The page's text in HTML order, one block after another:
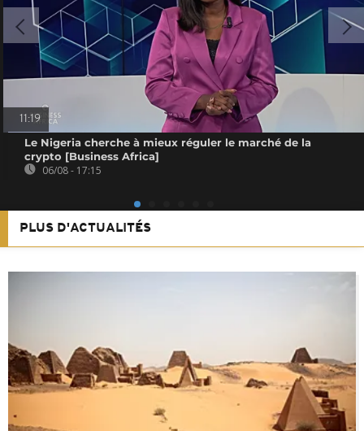
11:19
Le Nigeria cherche à mieux réguler le marché de la
crypto [Business Africa]
06/08 - 17:15
PLUS D'ACTUALITÉS